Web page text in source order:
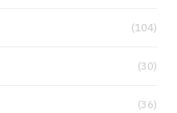
(104)
(30)
(36)